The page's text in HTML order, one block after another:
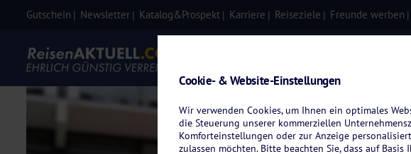
Gutschein Newsletter Katalog&Prospekt Karriere Reiseziele Freunde werben
Cookie- & Website-Einstellungen
Wir verwenden Cookies, um Ihnen ein optimales
die Steuerung unserer kommerziellen
Komforteinstellungen oder zur Anzeige
zulassen möchten. Bitte beachten Sie, dass auf